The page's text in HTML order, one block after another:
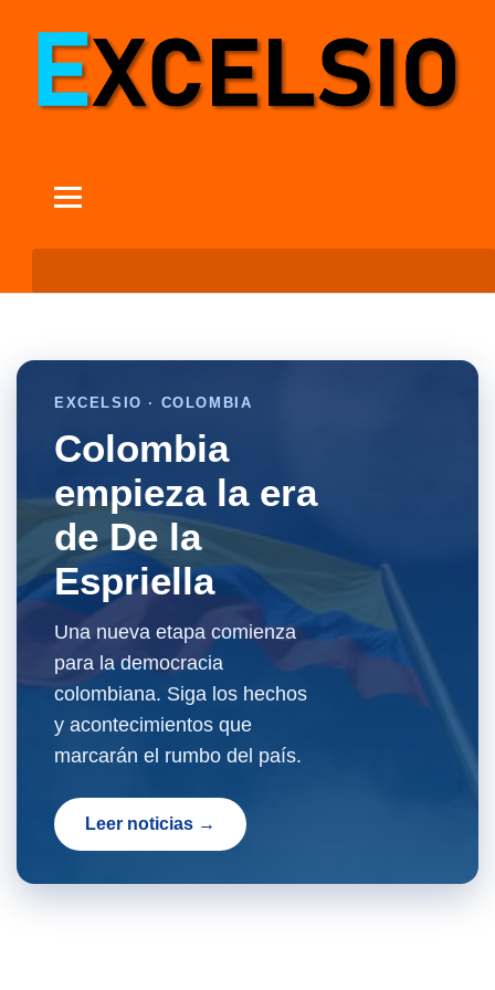
EXCELSIO · COLOMBIA
Colombia
empieza la era
de De la
Espriella
Una nueva etapa comienza
para la democracia
colombiana. Siga los hechos
y acontecimientos que
marcarán el rumbo del país.
Leer noticias →